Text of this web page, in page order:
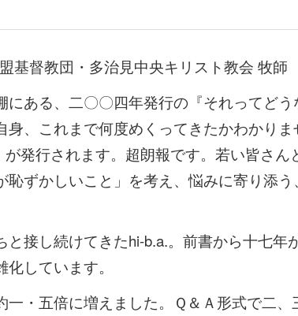
基督教団・多治見中央キリスト教会 牧
ある、二〇〇四年発行の『それってど
、これまで何度めくってきたかわかりま
発行されます。超朗報です。若い皆さん
恥ずかしいこと」を考え、悩みに寄り添
接し続けてきたhi-b.a.。前書から十七年
しています。
・五倍に増えました。Ｑ＆Ａ形式で二、